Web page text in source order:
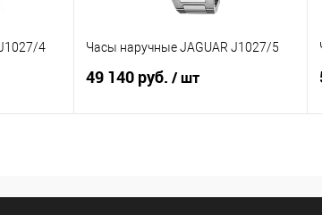
4 Часы наручные JAGUAR J1027/5
49 140 руб. / шт
Купить в 1 клик
К сравнению